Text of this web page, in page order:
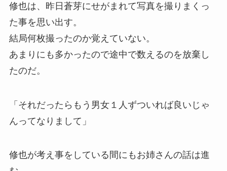
修也は、昨日蒼芽にせがまれて写真を撮りまくっ
た事を思い出す。
結局何枚撮ったのか覚えていない。
あまりにも多かったので途中で数えるのを放棄し
たのだ。
「それだったらもう男女１人ずついれば良いじゃ
んってなりまして」
修也が考え事をしている間にもお姉さんの話は進